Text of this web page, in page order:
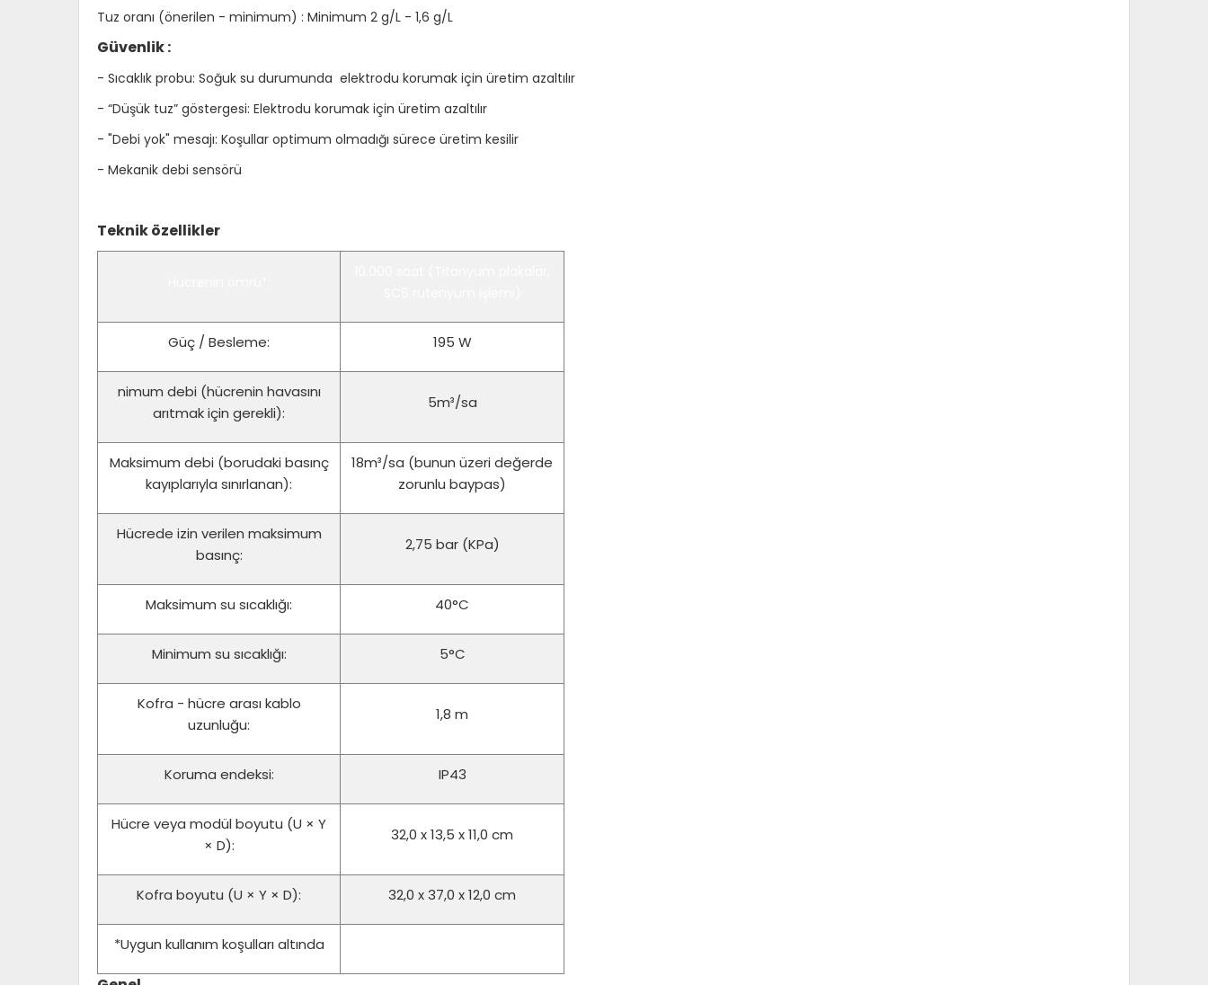
Tuz oranı (önerilen - minimum) : Minimum 2 g/L - 1,6 g/L
Güvenlik :
- Sıcaklık probu: Soğuk su durumunda elektrodu korumak için üretim azaltılır
- “Düşük tuz” göstergesi: Elektrodu korumak için üretim azaltılır
- "Debi yok" mesajı: Koşullar optimum olmadığı sürece üretim kesilir
- Mekanik debi sensörü
Teknik özellikler
Güç / Besleme: 195 W
nimum debi (hücrenin havasını
arıtmak için gerekli):
5m³/sa
Maksimum debi (borudaki basınç
kayıplarıyla sınırlanan):
18m³/sa (bunun üzeri değerde
zorunlu baypas)
Hücrede izin verilen maksimum
basınç:
2,75 bar (KPa)
Maksimum su sıcaklığı: 40°C
Minimum su sıcaklığı: 5°C
Kofra - hücre arası kablo
uzunluğu:
1,8 m
Koruma endeksi: IP43
Hücre veya modül boyutu (U × Y
× D):
32,0 x 13,5 x 11,0 cm
Kofra boyutu (U × Y × D): 32,0 x 37,0 x 12,0 cm
*Uygun kullanım koşulları altında